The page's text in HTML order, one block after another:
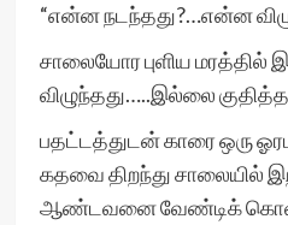
“என்ன நடந்தது?…என்ன
சாலையோர புளிய மரத்தில்
விழுந்தது…..இல்லை
பதட்டத்துடன் காரை ஒரு
கதவை திறந்து சாலையில்
ஆண்டவனை வேண்டிக்